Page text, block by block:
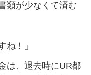
類が少なくて済む
ね！」
は、退去時にUR都